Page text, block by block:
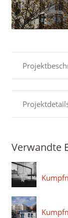
Verwandte